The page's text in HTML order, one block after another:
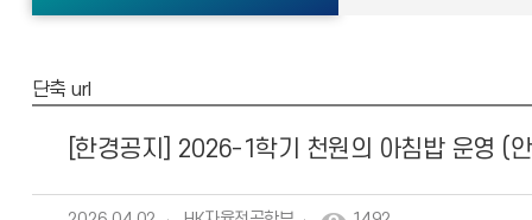
단축 url
[한경공지] 2026-1학기 천원의 아침밥 운영 (